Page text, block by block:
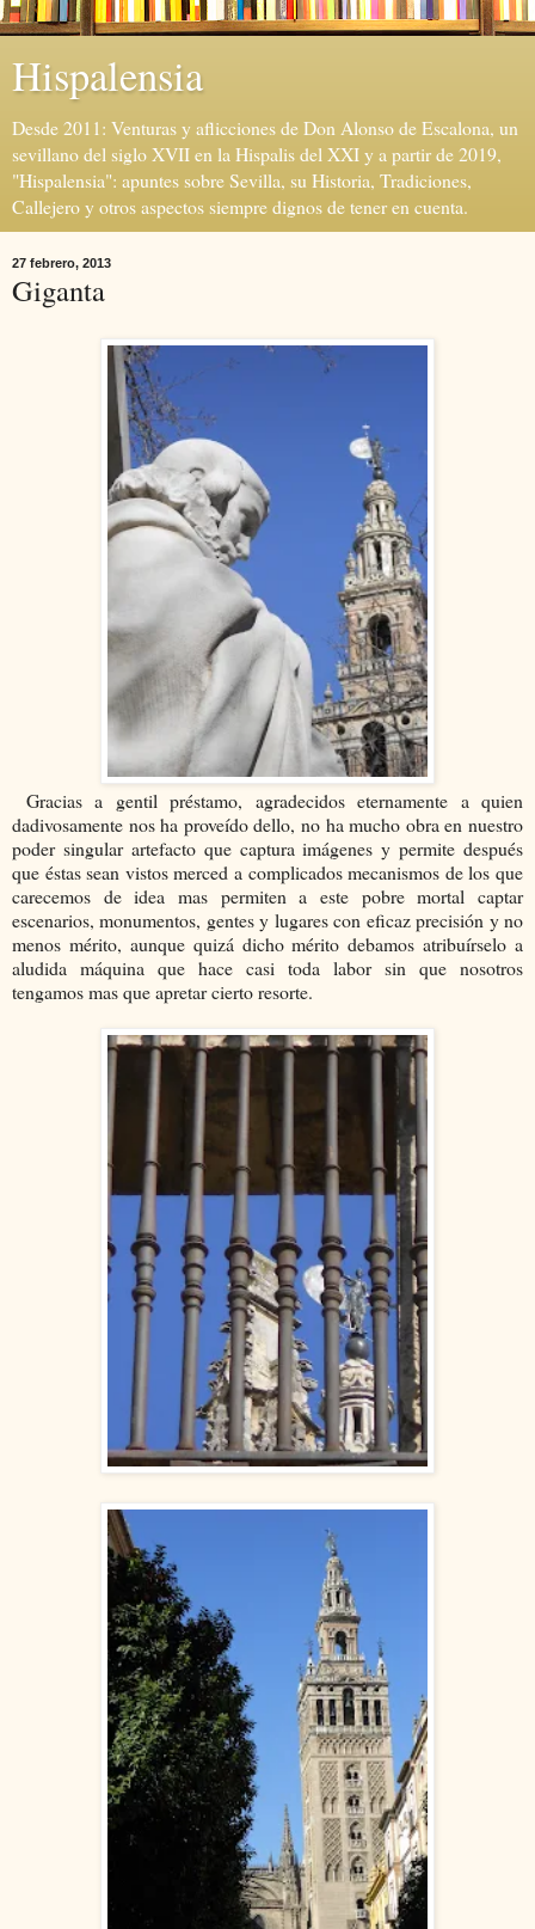
Hispalensia
Desde 2011: Venturas y aflicciones de Don Alonso de Escalona, un
sevillano del siglo XVII en la Hispalis del XXI y a partir de 2019,
"Hispalensia": apuntes sobre Sevilla, su Historia, Tradiciones,
Callejero y otros aspectos siempre dignos de tener en cuenta.
27 febrero, 2013
Giganta
Gracias a gentil préstamo, agradecidos eternamente a quien
dadivosamente nos ha proveído dello, no ha mucho obra en nuestro
poder singular artefacto que captura imágenes y permite después
que éstas sean vistos merced a complicados mecanismos de los que
carecemos de idea mas permiten a este pobre mortal captar
escenarios, monumentos, gentes y lugares con eficaz precisión y no
menos mérito, aunque quizá dicho mérito debamos atribuírselo a
aludida máquina que hace casi toda labor sin que nosotros
tengamos mas que apretar cierto resorte.